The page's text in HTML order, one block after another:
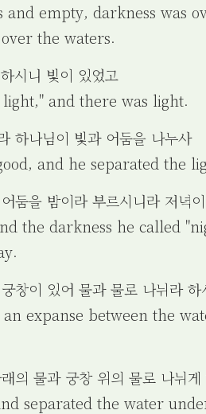
empty, darkness was
the waters.
시니 빛이 있었고
and there was light.
하나님이 빛과 어둠을 나누사
and he separated the
둠을 밤이라 부르시니라 저녁
the darkness he called
창이 있어 물과 물로 나뉘라 하
expanse between the
의 물과 궁창 위의 물로 나뉘
separated the water